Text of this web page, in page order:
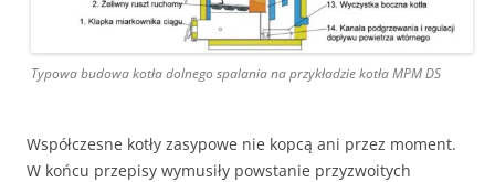
Typowa budowa kotła dolnego spalania na przykładzie kotła MPM DS
Współczesne kotły zasypowe nie kopcą ani przez moment.
W końcu przepisy wymusiły powstanie przyzwoitych